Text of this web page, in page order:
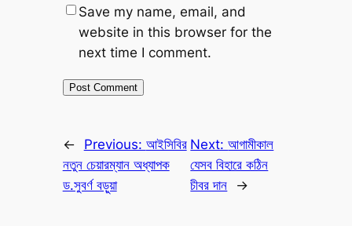
Save my name, email, and
website in this browser for the
next time I comment.
← Previous: আইসিবির
নতুন চেয়ারম্যান অধ্যাপক
ড.সুবর্ণ বড়ুয়া
Next:আগামীকাল
যেসব বিহারে কঠিন
চীবর দান
→